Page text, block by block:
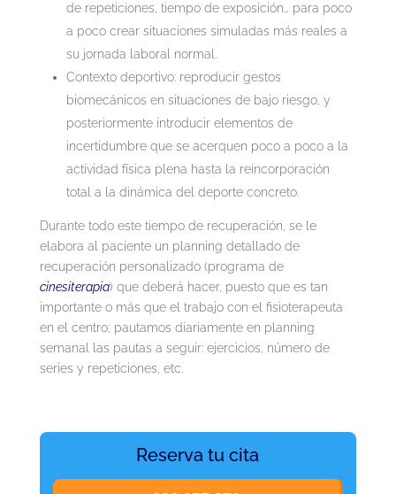
de repeticiones, tiempo de exposición… para poco
a poco crear situaciones simuladas más reales a
su jornada laboral normal.
Contexto deportivo: reproducir gestos
biomecánicos en situaciones de bajo riesgo, y
posteriormente introducir elementos de
incertidumbre que se acerquen poco a poco a la
actividad física plena hasta la reincorporación
total a la dinámica del deporte concreto.
Durante todo este tiempo de recuperación, se le
elabora al paciente un planning detallado de
recuperación personalizado (programa de
cinesiterapia) que deberá hacer, puesto que es tan
importante o más que el trabajo con el fisioterapeuta
en el centro; pautamos diariamente en planning
semanal las pautas a seguir: ejercicios, número de
series y repeticiones, etc.
Reserva tu cita